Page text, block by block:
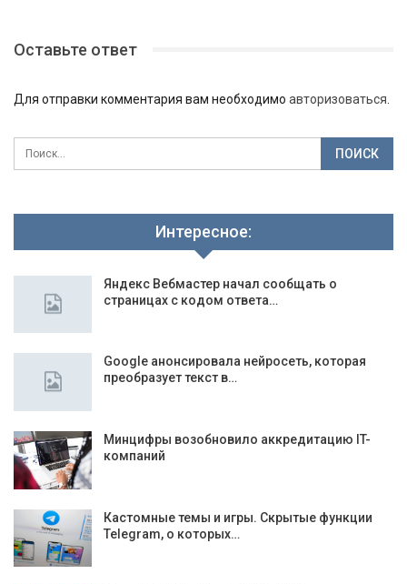
Оставьте ответ
Для отправки комментария вам необходимо авторизоваться
Интересное:
Яндекс Вебмастер начал сообщать о
страницах с кодом ответа…
Google анонсировала нейросеть, которая
преобразует текст в…
Минцифры возобновило аккредитацию IT-
компаний
Кастомные темы и игры. Скрытые функции
Telegram, о которых…